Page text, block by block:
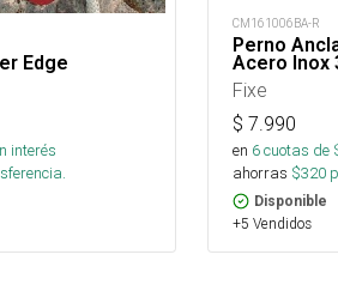
Edge
interés
CM161006BA-R
Perno
Acero Inox
Fixe
$ 7.990
en 6cuotas de
ahorras $320
Disponible
+5 Vendidos